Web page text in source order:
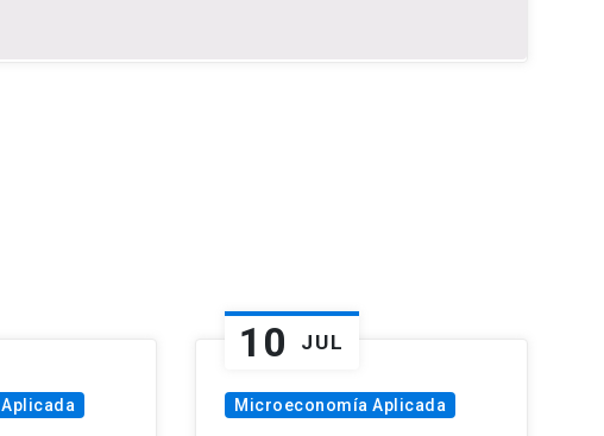
10 JUL
Microeconomía Aplicada